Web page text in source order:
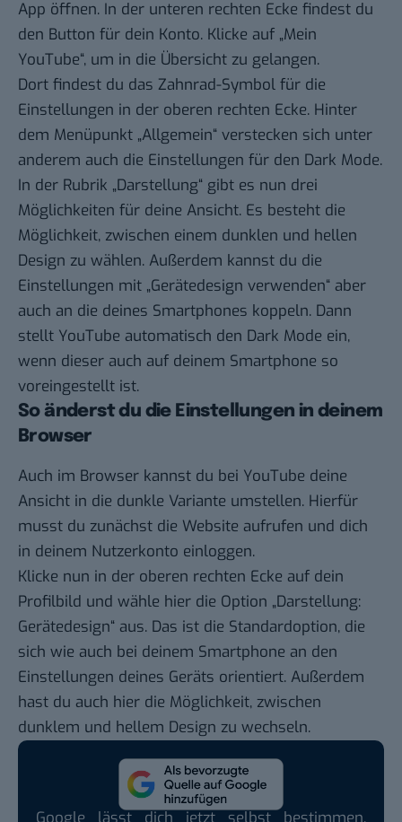
App öffnen. In der unteren rechten Ecke findest du
den Button für dein Konto. Klicke auf „Mein
YouTube“, um in die Übersicht zu gelangen.
Dort findest du das Zahnrad-Symbol für die
Einstellungen in der oberen rechten Ecke. Hinter
dem Menüpunkt „Allgemein“ verstecken sich unter
anderem auch die Einstellungen für den Dark Mode.
In der Rubrik „Darstellung“ gibt es nun drei
Möglichkeiten für deine Ansicht. Es besteht die
Möglichkeit, zwischen einem dunklen und hellen
Design zu wählen. Außerdem kannst du die
Einstellungen mit „Gerätedesign verwenden“ aber
auch an die deines Smartphones koppeln. Dann
stellt YouTube automatisch den Dark Mode ein,
wenn dieser auch auf deinem Smartphone so
voreingestellt ist.
So änderst du die Einstellungen in deinem
Browser
Auch im Browser kannst du bei YouTube deine
Ansicht in die dunkle Variante umstellen. Hierfür
musst du zunächst die Website aufrufen und dich
in deinem Nutzerkonto einloggen.
Klicke nun in der oberen rechten Ecke auf dein
Profilbild und wähle hier die Option „Darstellung:
Gerätedesign“ aus. Das ist die Standardoption, die
sich wie auch bei deinem Smartphone an den
Einstellungen deines Geräts orientiert. Außerdem
hast du auch hier die Möglichkeit, zwischen
dunklem und hellem Design zu wechseln.
Google lässt dich jetzt selbst bestimmen,